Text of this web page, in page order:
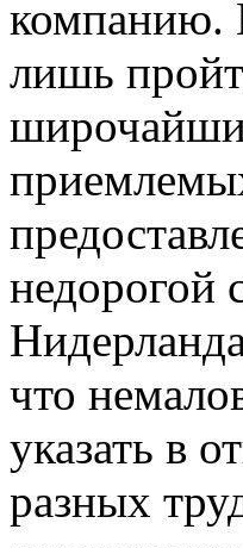
компанию.
лишь
недорогой
что
указать в
разных